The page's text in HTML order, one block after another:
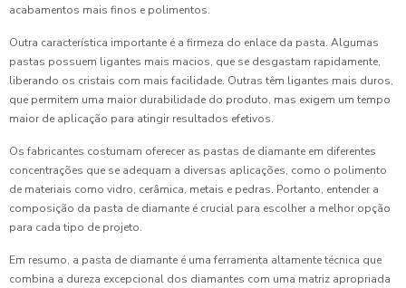
acabamentos mais finos e polimentos.
Outra característica importante é a firmeza do enlace da pasta. Algumas
pastas possuem ligantes mais macios, que se desgastam rapidamente,
liberando os cristais com mais facilidade. Outras têm ligantes mais duros,
que permitem uma maior durabilidade do produto, mas exigem um tempo
maior de aplicação para atingir resultados efetivos.
Os fabricantes costumam oferecer as pastas de diamante em diferentes
concentrações que se adequam a diversas aplicações, como o polimento
de materiais como vidro, cerâmica, metais e pedras. Portanto, entender a
composição da pasta de diamante é crucial para escolher a melhor opção
para cada tipo de projeto.
Em resumo, a pasta de diamante é uma ferramenta altamente técnica que
combina a dureza excepcional dos diamantes com uma matriz apropriada